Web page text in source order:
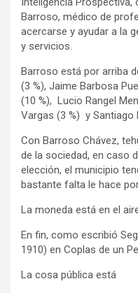
Barroso, médico de
acercarse y ayudar a la
y servicios.
Barroso está por arriba
(3 %), Jaime Barbosa
(10 %), Lucio Rangel
Vargas (3 %) y Santiago
Con Barroso Chávez,
de la sociedad, en caso
elección, el municipio
bastante falta le hace
La moneda está en el
En fin, como escribió
1910) en Coplas de un
La cosa pública está